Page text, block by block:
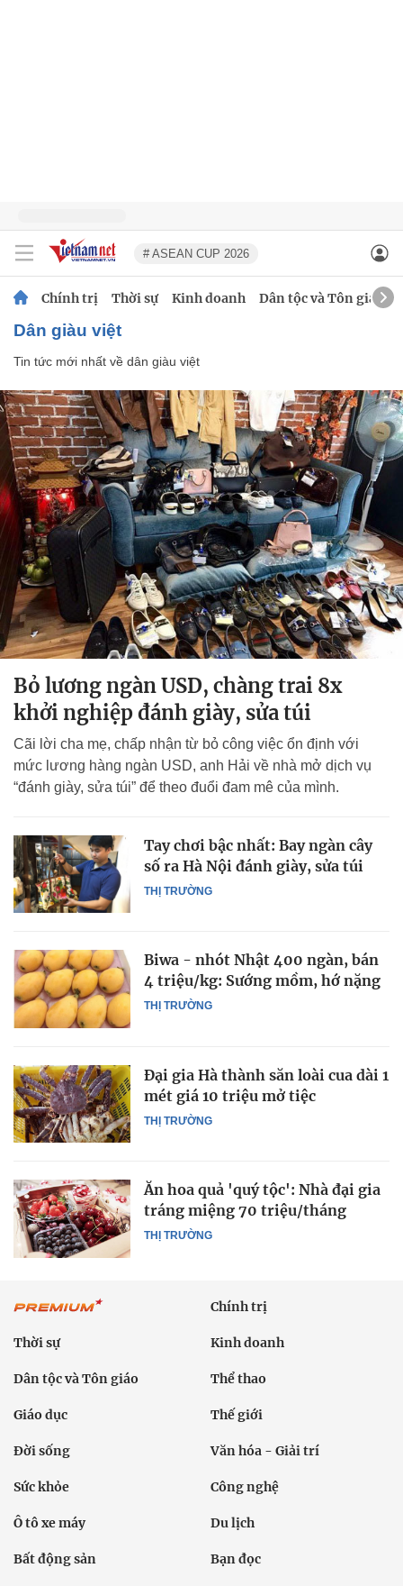
# ASEAN CUP 2026
Chính trị Thời sự Kinh doanh Dân tộc và Tôn giáo
dân giàu việt
Tin tức mới nhất về dân giàu việt
Bỏ lương ngàn USD, chàng trai 8x
khởi nghiệp đánh giày, sửa túi
Cãi lời cha mẹ, chấp nhận từ bỏ công việc ổn định với
mức lương hàng ngàn USD, anh Hải về nhà mở dịch vụ
“đánh giày, sửa túi” để theo đuổi đam mê của mình.
THỊ TRƯỜNG
Tay chơi bậc nhất: Bay ngàn cây
số ra Hà Nội đánh giày, sửa túi
THỊ TRƯỜNG
Biwa - nhót Nhật 400 ngàn, bán
4 triệu/kg: Sướng mồm, hớ nặng
THỊ TRƯỜNG
Đại gia Hà thành săn loài cua dài 1
mét giá 10 triệu mở tiệc
THỊ TRƯỜNG
Ăn hoa quả 'quý tộc': Nhà đại gia
tráng miệng 70 triệu/tháng
Chính trị
Thời sự Kinh doanh
Dân tộc và Tôn giáo Thể thao
Giáo dục Thế giới
Đời sống Văn hóa - Giải trí
Sức khỏe Công nghệ
Ô tô xe máy Du lịch
Bất động sản Bạn đọc